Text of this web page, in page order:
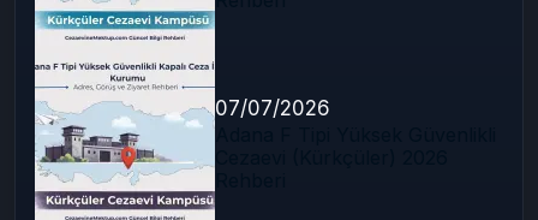
07/07/2026